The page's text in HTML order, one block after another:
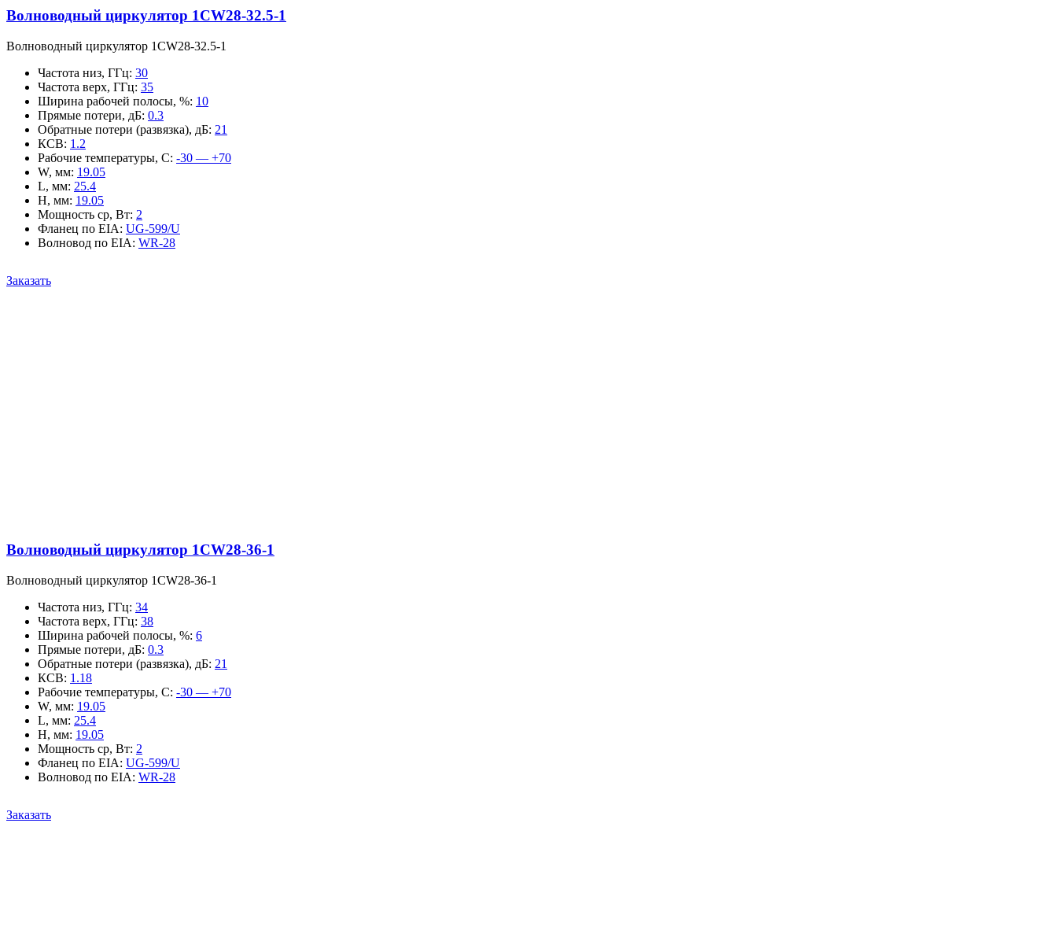
Волноводный циркулятор 1CW28-32.5-1
Волноводный циркулятор 1CW28-32.5-1
Частота низ, ГГц: 30
Частота верх, ГГц: 35
Ширина рабочей полосы, %: 10
Прямые потери, дБ: 0.3
Обратные потери (развязка), дБ: 21
КСВ: 1.2
Рабочие температуры, С: -30 — +70
W, мм: 19.05
L, мм: 25.4
H, мм: 19.05
Мощность ср, Вт: 2
Фланец по EIA: UG-599/U
Волновод по EIA: WR-28
Заказать
Волноводный циркулятор 1CW28-36-1
Волноводный циркулятор 1CW28-36-1
Частота низ, ГГц: 34
Частота верх, ГГц: 38
Ширина рабочей полосы, %: 6
Прямые потери, дБ: 0.3
Обратные потери (развязка), дБ: 21
КСВ: 1.18
Рабочие температуры, С: -30 — +70
W, мм: 19.05
L, мм: 25.4
H, мм: 19.05
Мощность ср, Вт: 2
Фланец по EIA: UG-599/U
Волновод по EIA: WR-28
Заказать